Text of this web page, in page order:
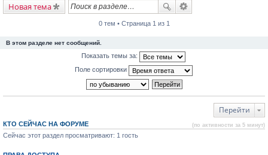
Новая тема
0 тем • Страница 1 из 1
В этом разделе нет сообщений.
Показать темы за:
Поле сортировки
Перейти
КТО СЕЙЧАС НА ФОРУМЕ (по активности за 5 минут)
Сейчас этот раздел просматривают: 1 гость